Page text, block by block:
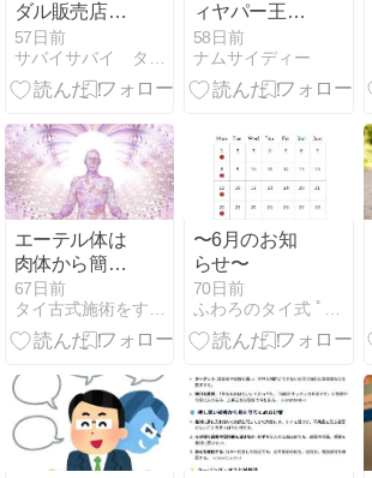
ダル販売店に
なりました☆
57日前
ィヤパー王女
殿下が薨去
58日前
ナムサイディー
エーテル体は
肉体から簡単
に入れる？
67日前
タイ古式施術をするとあなたはどうなってしまうのか？！
〜6月のお知
らせ〜
70日前
ふわろのタイ式 ﾟ+.*ふわろぐ.+.ﾟ*